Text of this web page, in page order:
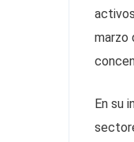
marzo
En su